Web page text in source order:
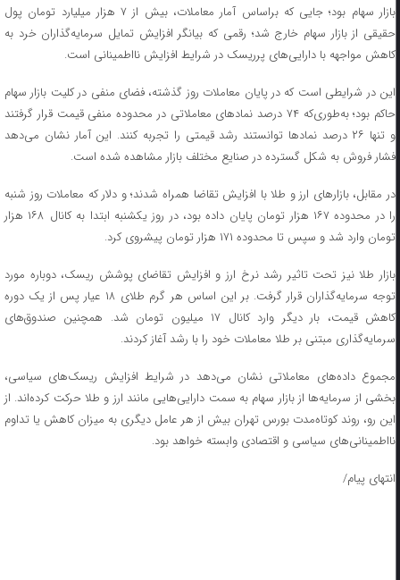
بازار سهام بود؛ جایی که براساس آمار معاملات، بیش از ۷ هزار میلیارد تومان پول
حقیقی از بازار سهام خارج شد؛ رقمی که بیانگر افزایش تمایل سرمایه‌گذاران خرد به
کاهش مواجهه با دارایی‌های پرریسک در شرایط افزایش نااطمینانی است.
این در شرایطی است که در پایان معاملات روز گذشته، فضای منفی در کلیت بازار سهام
حاکم بود؛ به‌طوری‌که ۷۴ درصد نمادهای معاملاتی در محدوده منفی قیمت قرار گرفتند
و تنها ۲۶ درصد نمادها توانستند رشد قیمتی را تجربه کنند. این آمار نشان می‌دهد
فشار فروش به شکل گسترده در صنایع مختلف بازار مشاهده شده است.
در مقابل، بازارهای ارز و طلا با افزایش تقاضا همراه شدند؛ و دلار که معاملات روز شنبه
را در محدوده ۱۶۷ هزار تومان پایان داده بود، در روز یکشنبه ابتدا به کانال ۱۶۸ هزار
تومان وارد شد و سپس تا محدوده ۱۷۱ هزار تومان پیشروی کرد.
بازار طلا نیز تحت تاثیر رشد نرخ ارز و افزایش تقاضای پوشش ریسک، دوباره مورد
توجه سرمایه‌گذاران قرار گرفت. بر این اساس هر گرم طلای ۱۸ عیار پس از یک دوره
کاهش قیمت، بار دیگر وارد کانال ۱۷ میلیون تومان شد. همچنین صندوق‌های
سرمایه‌گذاری مبتنی بر طلا معاملات خود را با رشد آغاز کردند.
مجموع داده‌های معاملاتی نشان می‌دهد در شرایط افزایش ریسک‌های سیاسی،
بخشی از سرمایه‌ها از بازار سهام به سمت دارایی‌هایی مانند ارز و طلا حرکت کرده‌اند. از
این رو، روند کوتاه‌مدت بورس تهران بیش از هر عامل دیگری به میزان کاهش یا تداوم
نااطمینانی‌های سیاسی و اقتصادی وابسته خواهد بود.
انتهای پیام/